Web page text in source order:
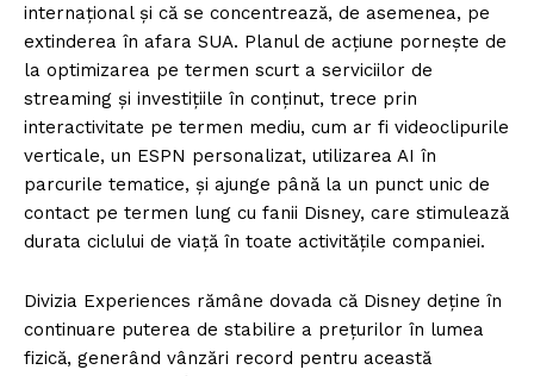
internațional și că se concentrează, de asemenea, pe
extinderea în afara SUA. Planul de acțiune pornește de
la optimizarea pe termen scurt a serviciilor de
streaming și investițiile în conținut, trece prin
interactivitate pe termen mediu, cum ar fi videoclipurile
verticale, un ESPN personalizat, utilizarea AI în
parcurile tematice, și ajunge până la un punct unic de
contact pe termen lung cu fanii Disney, care stimulează
durata ciclului de viață în toate activitățile companiei.
Divizia Experiences rămâne dovada că Disney deține în
continuare puterea de stabilire a prețurilor în lumea
fizică, generând vânzări record pentru această